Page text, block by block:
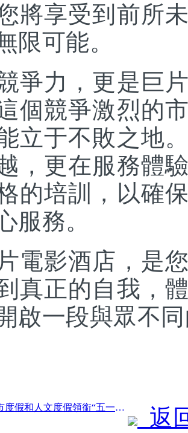
將享受到前所
限可能。
力，更是巨片
個競爭激烈的
立于不敗之地
，更在服務體
的培訓，以確
服務。
影酒店，是您
真正的自我，
啟一段與眾不
前一篇：城市度假和人文度假領銜“五一”假期旅游消費新趨勢
返